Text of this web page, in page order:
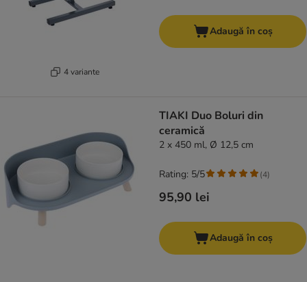
4 variante
Adaugă în coș
TIAKI Duo Boluri din
ceramică
2 x 450 ml, Ø 12,5 cm
95,90 lei
Rating: 5/5 (4)
Adaugă în coș